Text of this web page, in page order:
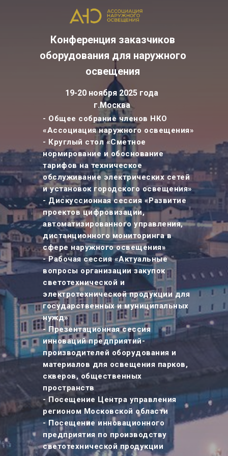
- Общее собрание членов НКО
«Ассоциация наружного освещения»
- Круглый стол «Сметное
нормирование и обоснование
тарифов на техническое
обслуживание электрических сетей
и установок городского освещения»
- Дискуссионная сессия «Развитие
проектов цифровизации,
автоматизированного управления,
дистанционного мониторинга в
сфере наружного освещения»
- Рабочая сессия «Актуальные
вопросы организации закупок
светотехнической и
электротехнической продукции для
государственных и муниципальных
нужд»
- Презентационная сессия
инноваций предприятий-
производителей оборудования и
материалов для освещения парков,
скверов, общественных
пространств
- Посещение Центра управления
регионом Московской области
- Посещение инновационного
предприятия по производству
светотехнической продукции
19-20 ноября 2025 года
г.Москва
Конференция заказчиков
оборудования для наружного
освещения